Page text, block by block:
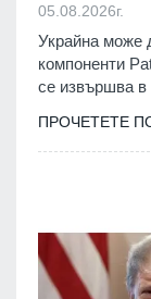
05.08.2026г.
Украйна може
компоненти
се извършва в
ПРОЧЕТЕТЕ